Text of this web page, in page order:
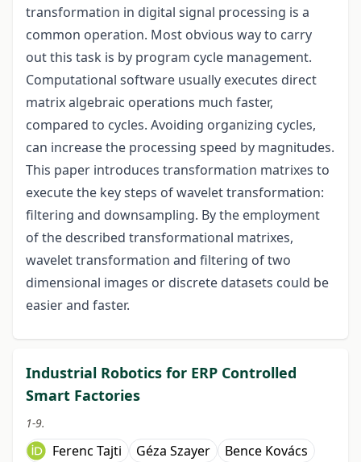
transformation in digital signal processing is a
common operation. Most obvious way to carry
out this task is by program cycle management.
Computational software usually executes direct
matrix algebraic operations much faster,
compared to cycles. Avoiding organizing cycles,
can increase the processing speed by magnitudes.
This paper introduces transformation matrixes to
execute the key steps of wavelet transformation:
filtering and downsampling. By the employment
of the described transformational matrixes,
wavelet transformation and filtering of two
dimensional images or discrete datasets could be
easier and faster.
Industrial Robotics for ERP Controlled
Smart Factories
1-9.
Ferenc Tajti Géza Szayer Bence Kovács